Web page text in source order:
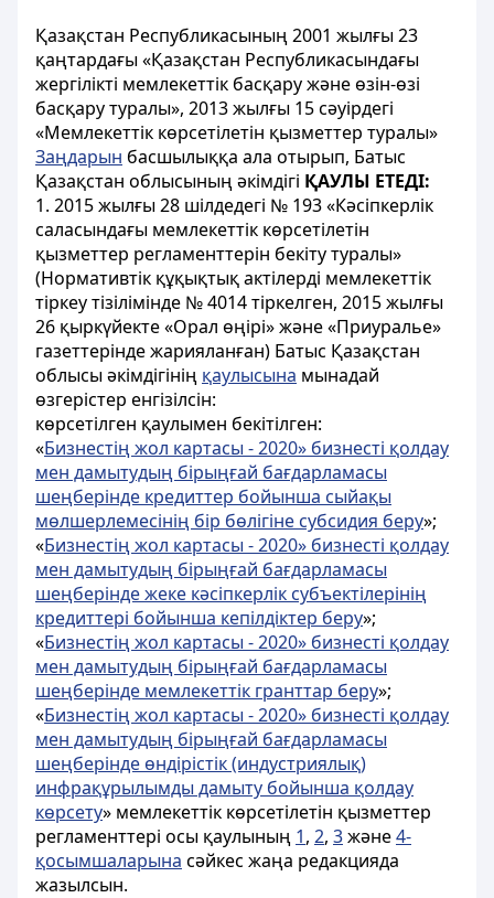
Қазақстан Республикасының 2001 жылғы 23
қаңтардағы «Қазақстан Республикасындағы
жергілікті мемлекеттік басқару және өзін-өзі
басқару туралы», 2013 жылғы 15 сәуірдегі
«Мемлекеттік көрсетілетін қызметтер туралы»
Заңдарын басшылыққа ала отырып, Батыс
Қазақстан облысының әкімдігі ҚАУЛЫ ЕТЕДІ:
1. 2015 жылғы 28 шілдедегі № 193 «Кәсіпкерлік
саласындағы мемлекеттік көрсетілетін
қызметтер регламенттерін бекіту туралы»
(Нормативтік құқықтық актілерді мемлекеттік
тіркеу тізілімінде № 4014 тіркелген, 2015 жылғы
26 қыркүйекте «Орал өңірі» және «Приуралье»
газеттерінде жарияланған) Батыс Қазақстан
облысы әкімдігінің қаулысына мынадай
өзгерістер енгізілсін:
көрсетілген қаулымен бекітілген:
«Бизнестің жол картасы - 2020» бизнесті қолдау
мен дамытудың бірыңғай бағдарламасы
шеңберінде кредиттер бойынша сыйақы
мөлшерлемесінің бір бөлігіне субсидия беру»;
«Бизнестің жол картасы - 2020» бизнесті қолдау
мен дамытудың бірыңғай бағдарламасы
шеңберінде жеке кәсіпкерлік субъектілерінің
кредиттері бойынша кепілдіктер беру»;
«Бизнестің жол картасы - 2020» бизнесті қолдау
мен дамытудың бірыңғай бағдарламасы
шеңберінде мемлекеттік гранттар беру»;
«Бизнестің жол картасы - 2020» бизнесті қолдау
мен дамытудың бірыңғай бағдарламасы
шеңберінде өндірістік (индустриялық)
инфрақұрылымды дамыту бойынша қолдау
көрсету» мемлекеттік көрсетілетін қызметтер
регламенттері осы қаулының 1, 2, 3және4-
қосымшаларына сәйкес жаңа редакцияда
жазылсын.